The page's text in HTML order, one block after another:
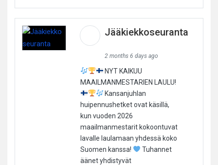
Jääkiekkoseuranta
2 months 6 days ago
NYT KAIKUU
MAAILMANMESTARIEN LAULU!
Kansanjuhlan
huipennushetket ovat käsillä,
kun vuoden 2026
maailmanmestarit kokoontuvat
lavalle laulamaan yhdessä koko
Suomen kanssa!
Tuhannet
äänet yhdistyvät